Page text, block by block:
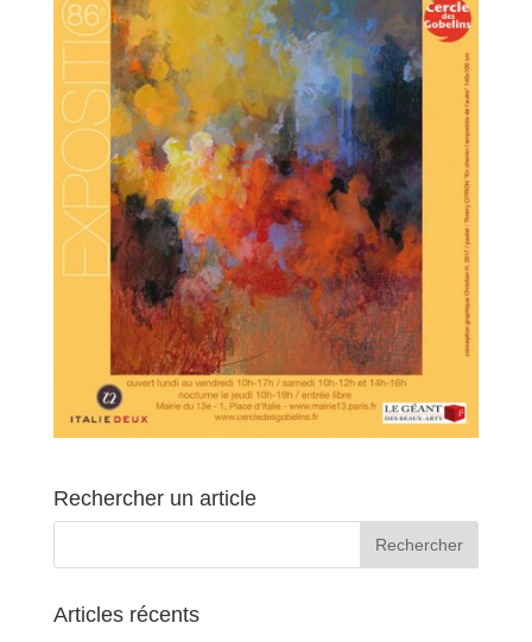
Rechercher un article
Articles récents